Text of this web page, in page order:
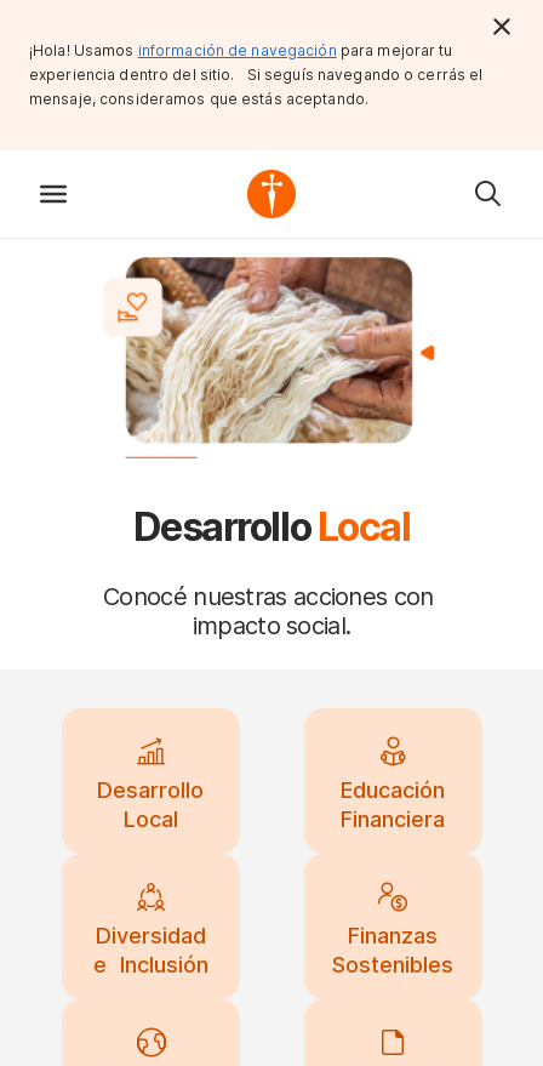
¡Hola! Usamos información de navegación para mejorar tu
experiencia dentro del sitio. Si seguís navegando o cerrás el
mensaje, consideramos que estás aceptando.
DesarrolloLocal
Conocé nuestras acciones con
impacto social.
Desarrollo
Local
Educación
Financiera
Diversidad
e Inclusión
Finanzas
Sostenibles